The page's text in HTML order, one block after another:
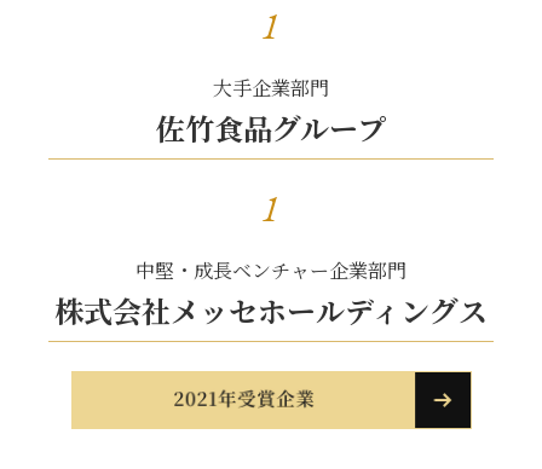
1
大手企業部門
佐竹食品グループ
1
中堅・成長ベンチャー企業部門
株式会社メッセホールディングス